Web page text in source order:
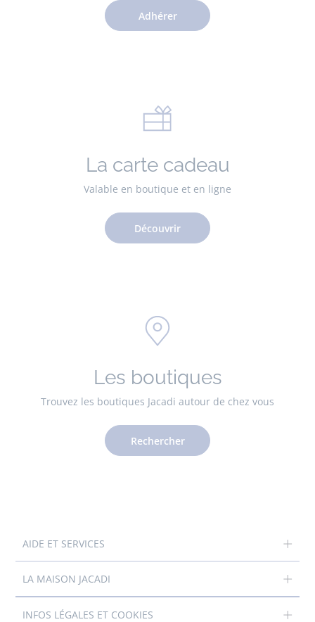
Adhérer
La carte cadeau
Valable en boutique et en ligne
Découvrir
Les boutiques
Trouvez les boutiques Jacadi autour de chez vous
Rechercher
AIDE ET SERVICES
LA MAISON JACADI
INFOS LÉGALES ET COOKIES